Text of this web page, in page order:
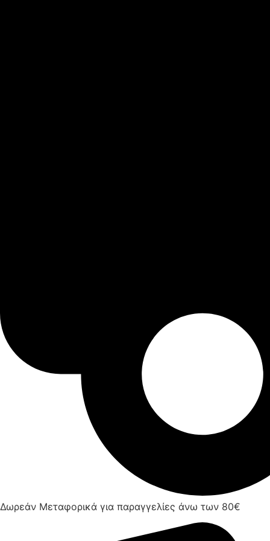
Δωρεάν Μεταφορικά για παραγγελίες άνω των 80€